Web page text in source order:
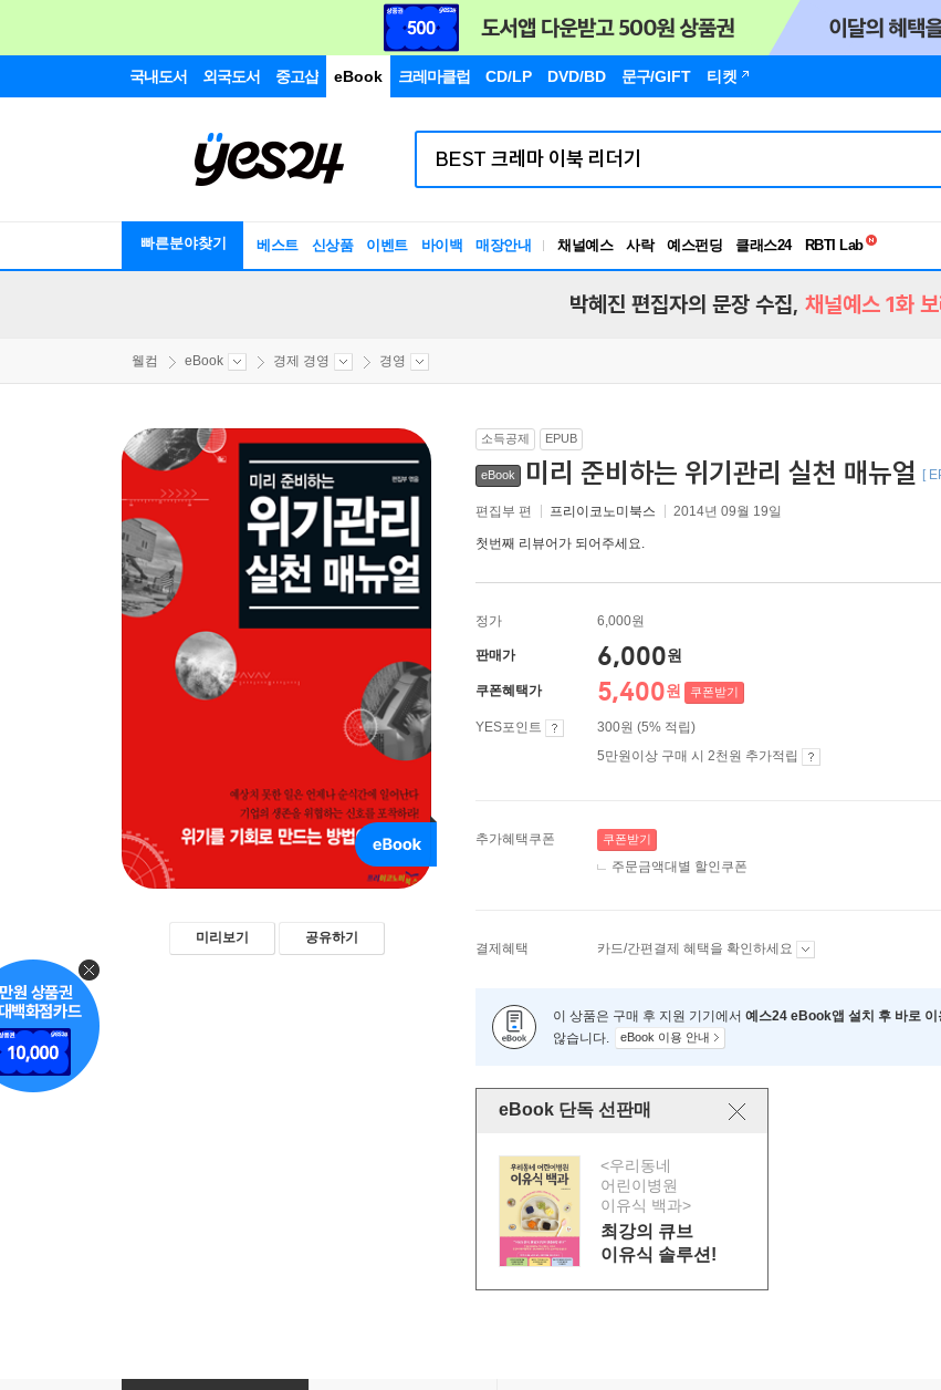
국내도서 외국도서 중고샵 eBook 크레마클럽 CD/LP DVD/BD 문구/GIFT 티켓
빠른분야찾기 베스트 신상품 이벤트 바이백 매장안내 채널예스 사락 예스펀딩 클래스24
독서유형검사
박혜진 편집자의 문장 수집, 채널예스 1화
웰컴 eBook 경제 경영 경영
미리보기 공유하기
소득공제 EPUB
eBook 미리 준비하는 위기관리 실천 매뉴얼 [
편집부 편 프리이코노미북스 2014년 09월 19일
첫번째 리뷰어가 되어주세요.
정가 6,000원
판매가 6,000원
쿠폰혜택가 5,400원 쿠폰받기
YES포인트
300원 (5% 적립)
5만원이상 구매 시 2천원 추가적립
추가혜택쿠폰 쿠폰받기
주문금액대별 할인쿠폰
결제혜택 카드/간편결제 혜택을 확인하세요
이 상품은 구매 후 지원 기기에서 예스24 eBook앱 설치 후 바로 이
않습니다.
eBook 이용 안내
eBook 단독 선판매
<우리동네
어린이병원
이유식 백과>
최강의 큐브
이유식 솔루션!